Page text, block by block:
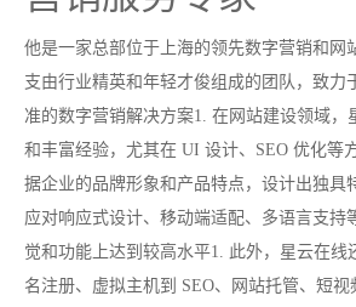
他是一家总部位于上海的领先数字营销和网
支由行业精英和年轻才俊组成的团队，致力
准的数字营销解决方案1. 在网站建设领域，
和丰富经验，尤其在 UI 设计、SEO 优化等
据企业的品牌形象和产品特点，设计出独具
应对响应式设计、移动端适配、多语言支持
觉和功能上达到较高水平1. 此外，星云在线
名注册、虚拟主机到 SEO、网站托管、短